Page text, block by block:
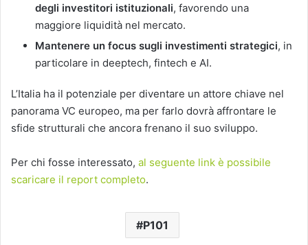
degli investitori istituzionali, favorendo una
maggiore liquidità nel mercato.
Mantenere un focus sugli investimenti strategici, in
particolare in deeptech, fintech e AI.
L’Italia ha il potenziale per diventare un attore chiave nel
panorama VC europeo, ma per farlo dovrà affrontare le
sfide strutturali che ancora frenano il suo sviluppo.
Per chi fosse interessato, al seguente link è possibile
scaricare il report completo.
P101